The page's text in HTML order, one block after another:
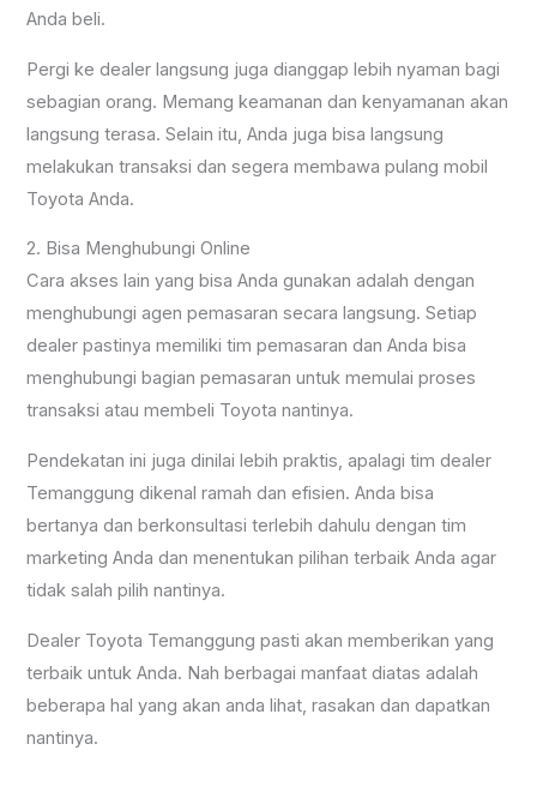
Anda beli.
Pergi ke dealer langsung juga dianggap lebih nyaman bagi
sebagian orang. Memang keamanan dan kenyamanan akan
langsung terasa. Selain itu, Anda juga bisa langsung
melakukan transaksi dan segera membawa pulang mobil
Toyota Anda.
2. Bisa Menghubungi Online
Cara akses lain yang bisa Anda gunakan adalah dengan
menghubungi agen pemasaran secara langsung. Setiap
dealer pastinya memiliki tim pemasaran dan Anda bisa
menghubungi bagian pemasaran untuk memulai proses
transaksi atau membeli Toyota nantinya.
Pendekatan ini juga dinilai lebih praktis, apalagi tim dealer
Temanggung dikenal ramah dan efisien. Anda bisa
bertanya dan berkonsultasi terlebih dahulu dengan tim
marketing Anda dan menentukan pilihan terbaik Anda agar
tidak salah pilih nantinya.
Dealer Toyota Temanggung pasti akan memberikan yang
terbaik untuk Anda. Nah berbagai manfaat diatas adalah
beberapa hal yang akan anda lihat, rasakan dan dapatkan
nantinya.